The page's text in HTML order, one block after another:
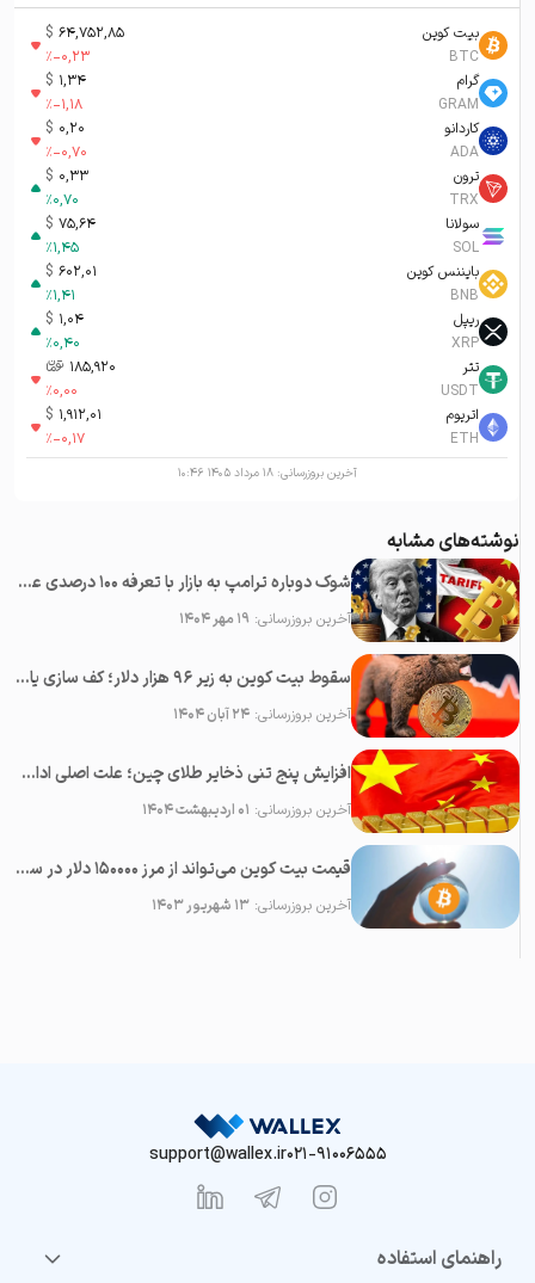
بیت کوین
BTC
64,752,85
$
%-0,23
گرام
GRAM
1,34
$
%-1,18
کاردانو
ADA
0,20
$
%-0,70
ترون
TRX
0,33
$
%0,70
سولانا
SOL
75,64
$
%1,45
بایننس کوین
BNB
602,01
$
%1,41
ریپل
XRP
1,04
$
%0,40
تتر
USDT
185,920 تومان-ء
%0,00
اتریوم
ETH
1,912,01
$
%-0,17
آخرین بروزرسانی:۱۸ مرداد ۱۴۰۵ ۱۰:۴۶
نوشته‌های مشابه
شوک دوباره ترامپ به بازار با تعرفه ۱۰۰ درصدی علیه چین؛‌ سقوط همه رمزارزها
آخرین بروزرسانی:۱۹ مهر ۱۴۰۴
سقوط بیت کوین به زیر ۹۶ هزار دلار؛ کف سازی یا پایان بولران؟
آخرین بروزرسانی:۲۴ آبان ۱۴۰۴
افزایش پنج تنی ذخایر طلای چین؛ علت اصلی ادامه رشد قیمت طلا
آخرین بروزرسانی: ۰۱ اردیبهشت ۱۴۰۴
قیمت بیت کوین می‌تواند از مرز ۱۵۰۰۰۰ دلار در سال ۲۰۲۳ عبور کند
آخرین بروزرسانی:۱۳ شهریور ۱۴۰۳
021-91006555
support@wallex.ir
راهنمای استفاده